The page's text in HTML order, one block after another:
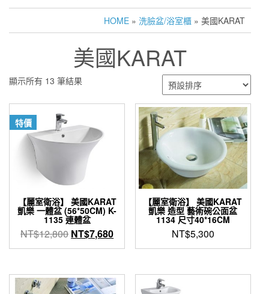
HOME » 洗臉盆/浴室櫃 » 美國KARAT
美國KARAT
顯示所有 13 筆結果
特價
【麗室衛浴】 美國KARAT
凱樂 一體盆 (56*50CM) K-
1135 連體盆
NT$12,800 原
始
格：
NT$12,800。
NT$7,680目
前
格：
NT$7,680。
【麗室衛浴】 美國KARAT
凱樂 造型 藝術碗公面盆
1134 尺寸40*16CM
NT$5,300